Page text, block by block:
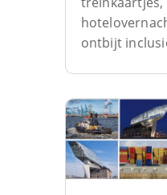
ontbijt